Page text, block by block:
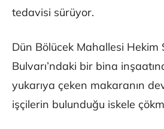
tedavisi sürüyor.
Dün Bölücek Mahallesi Hekim
Bulvarı’ndaki bir bina
yukarıya çeken makaranın
işçilerin bulunduğu iskele